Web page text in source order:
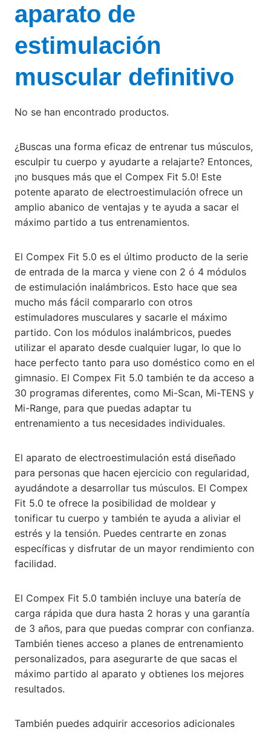
aparato de
estimulación
muscular definitivo
No se han encontrado productos.
¿Buscas una forma eficaz de entrenar tus músculos,
esculpir tu cuerpo y ayudarte a relajarte? Entonces,
¡no busques más que el Compex Fit 5.0! Este
potente aparato de electroestimulación ofrece un
amplio abanico de ventajas y te ayuda a sacar el
máximo partido a tus entrenamientos.
El Compex Fit 5.0 es el último producto de la serie
de entrada de la marca y viene con 2 ó 4 módulos
de estimulación inalámbricos. Esto hace que sea
mucho más fácil compararlo con otros
estimuladores musculares y sacarle el máximo
partido. Con los módulos inalámbricos, puedes
utilizar el aparato desde cualquier lugar, lo que lo
hace perfecto tanto para uso doméstico como en el
gimnasio. El Compex Fit 5.0 también te da acceso a
30 programas diferentes, como Mi-Scan, Mi-TENS y
Mi-Range, para que puedas adaptar tu
entrenamiento a tus necesidades individuales.
El aparato de electroestimulación está diseñado
para personas que hacen ejercicio con regularidad,
ayudándote a desarrollar tus músculos. El Compex
Fit 5.0 te ofrece la posibilidad de moldear y
tonificar tu cuerpo y también te ayuda a aliviar el
estrés y la tensión. Puedes centrarte en zonas
específicas y disfrutar de un mayor rendimiento con
facilidad.
El Compex Fit 5.0 también incluye una batería de
carga rápida que dura hasta 2 horas y una garantía
de 3 años, para que puedas comprar con confianza.
También tienes acceso a planes de entrenamiento
personalizados, para asegurarte de que sacas el
máximo partido al aparato y obtienes los mejores
resultados.
También puedes adquirir accesorios adicionales